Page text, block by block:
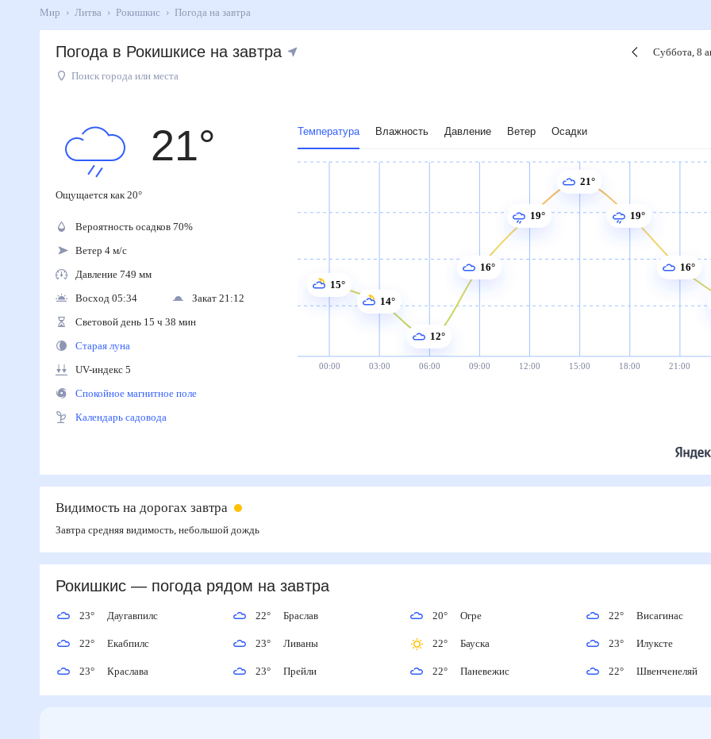
Мир Литва Рокишкис Погода на завтра
Погода в Рокишкисе на завтра Суббота, 8
Поиск города или места
21°
Ощущается как20
Вероятность осадков 70%
Ветер 4 м/с
Давление 749 мм
Восход 05:34
Закат 21:12
Световой день 15 ч 38 мин
Старая луна
UV-индекс 5
Спокойное магнитное поле
Календарь садовода
Температура Влажность Давление Ветер Осадки
00:00 03:00 06:00 09:00 12:00 15:00 18:00 21:00
15°
14°
12°
16°
19°
21°
19°
16°
Видимость на дорогах завтра
Завтра средняя видимость, небольшой дождь
Рокишкис — погода рядом на завтра
23° Даугавпилс
22° Екабпилс
23° Краслава
22° Браслав
23° Ливаны
23° Прейли
20° Огре
22° Бауска
22° Паневежис
22° Висагинас
23° Илуксте
22° Швенченеляй